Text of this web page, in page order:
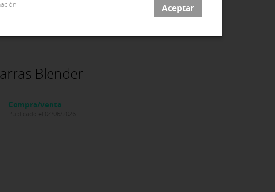
Blender
Compra/venta
Publicado el 04/06/2026